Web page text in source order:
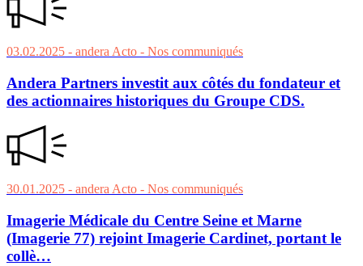
03.02.2025 - andera Acto - Nos communiqués
Andera Partners investit aux côtés du fondateur et
des actionnaires historiques du Groupe CDS.
30.01.2025 - andera Acto - Nos communiqués
Imagerie Médicale du Centre Seine et Marne
(Imagerie 77) rejoint Imagerie Cardinet, portant le
collè…